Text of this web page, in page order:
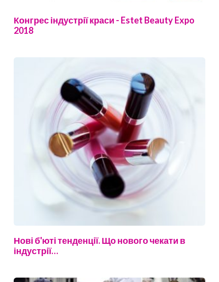
Конгрес індустрії краси - Estet Beauty Expo
2018
Нові б'юті тенденції. Що нового чекати в
індустрії…